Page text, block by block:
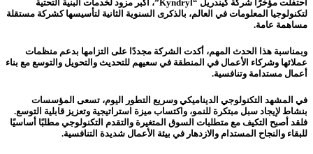
احتفلت مؤخرًا شركة كيندريل “Kyndryl”، أكبر مزود لخدمات البنية التحتية
لتكنولوجيا المعلومات في العالم، بالذكرى السنوية الثانية لتأسيسها كشركة مستقلة
مساهمة عامة.
وبمناسبة هذا الحدث المهم، أكدت الشركة مجددًا على التزامها بدعم منظمات
عملائها وشركاء الأعمال في المنطقة في سعيهم للتحديث والتحويل والتوسع مع بناء
أعمال مستدامة وتنافسية.
في المشهد التكنولوجي الديناميكي وسريع التطور اليوم، تسعى المؤسسات
بنشاط لإيجاد سبل مبتكرة للنمو، واكتساب ميزة استراتيجية وتعزيز قابلية التوسع.
فلقد أصبح التكيف مع متطلبات السوق المتغيرة والتقدم التكنولوجي مطلبًا أساسيًا
للبقاء والنجاح المستدام والازدهار في بيئة الأعمال شديدة التنافسية.